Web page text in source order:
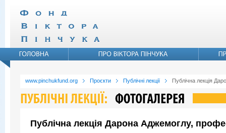
www.pinchukfund.org Проєкти Публічні лекції Публічна лекція
Публічна лекція Дарона Аджемоглу,